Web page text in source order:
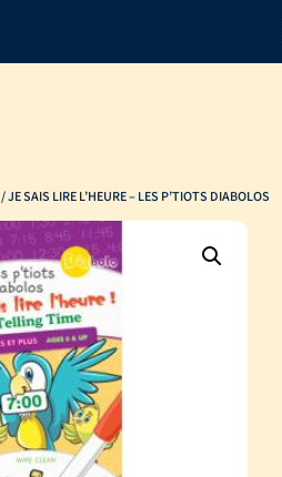
/ JE SAIS LIRE L’HEURE – LES P’TIOTS DIABOLOS